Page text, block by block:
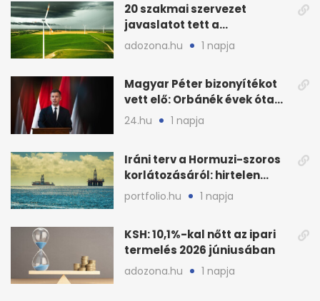
20 szakmai szervezet
javaslatot tett a
fenntartható szélenergia-
adozona.hu 1 napja
Magyar Péter bizonyítékot
vett elő: Orbánék évek óta
tudtak az energiarendszer
összeomlásáról
24.hu 1 napja
Iráni terv a Hormuzi-szoros
korlátozásáról: hirtelen
megugrott az olajár
portfolio.hu 1 napja
KSH: 10,1%-kal nőtt az ipari
termelés 2026 júniusában
adozona.hu 1 napja